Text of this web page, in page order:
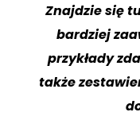
Znajdzie się
bardziej
przykłady
także